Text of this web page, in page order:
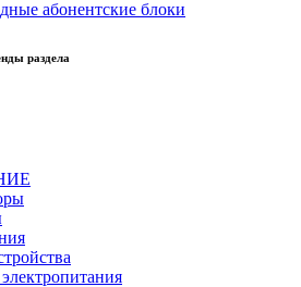
абонентские блоки
раздела